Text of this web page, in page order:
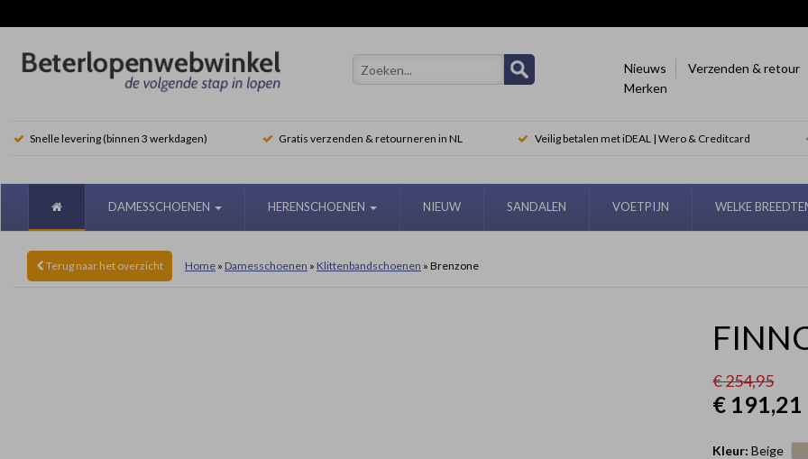
Nieuws
Verzenden & retour
Merken
Snelle levering (binnen 3 werkdagen) Gratis verzenden & retourneren in NL Veilig betalen met iDEAL | Wero & Creditcard
DAMESSCHOENEN HERENSCHOENEN NIEUW SANDALEN VOETPIJN WELKE
Terug naar het overzicht Home » Damesschoenen » Klittenbandschoenen » Brenzone
€ 254,95
€ 191,21
Kleur: Beige